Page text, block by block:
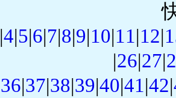
|4|5|6|7|8|9|10|11|12|
|26|27|
36|37|38|39|40|41|42|